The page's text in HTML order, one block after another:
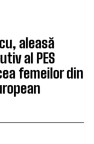
aleasă
al PES
femeilor din